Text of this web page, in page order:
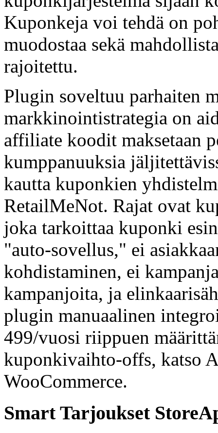
Kuponkeja voi tehdä on
muodostaa sekä
rajoitettu.
Plugin soveltuu parhaiten
markkinointistrategia on
affiliate koodit maksetaan
kumppanuuksia
kautta kuponkien
RetailMeNot. Rajat ovat
joka tarkoittaa kuponki
"auto-sovellus," ei
kohdistaminen, ei
kampanjoita, ja
plugin manuaalinen
499/vuosi riippuen
kuponkivaihto-offs, katso
WooCommerce.
Smart Tarjoukset